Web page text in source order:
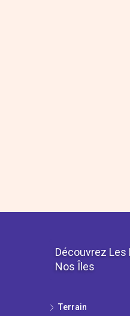
Découvrez Les
Nos Îles
Τerrain